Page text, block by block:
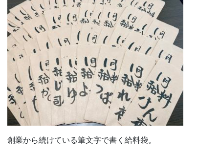
創業から続けている筆文字で書く給料袋。